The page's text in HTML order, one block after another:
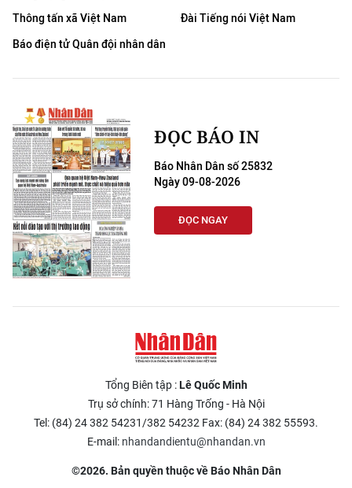
Thông tấn xã Việt Nam
Đài Tiếng nói Việt Nam
Báo điện tử Quân đội nhân dân
ĐỌC BÁO IN
Báo Nhân Dân số 25832
Ngày 09-08-2026
ĐỌC NGAY
Tổng Biên tập :Lê Quốc Minh
Trụ sở chính: 71 Hàng Trống - Hà Nội
Tel: (84) 24 382 54231/382 54232 Fax: (84) 24 382 55593.
E-mail: nhandandientu@nhandan.vn
©2026. Bản quyền thuộc về Báo Nhân Dân